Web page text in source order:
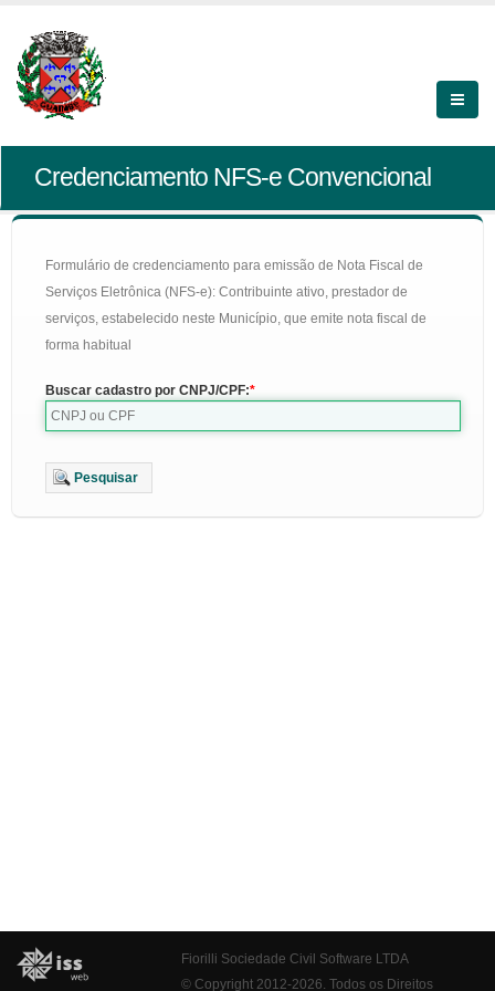
Credenciamento NFS-e Convencional
Formulário de credenciamento para emissão de Nota Fiscal de
Serviços Eletrônica (NFS-e): Contribuinte ativo, prestador de
serviços, estabelecido neste Município, que emite nota fiscal de
forma habitual
Buscar cadastro por CNPJ/CPF:
Pesquisar
Fiorilli Sociedade Civil Software LTDA
© Copyright 2012-2026. Todos os Direitos